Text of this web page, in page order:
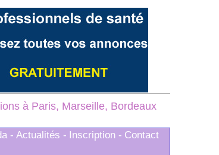
à Paris, Marseille, Bordeaux
- Actualités - Inscription - Contact